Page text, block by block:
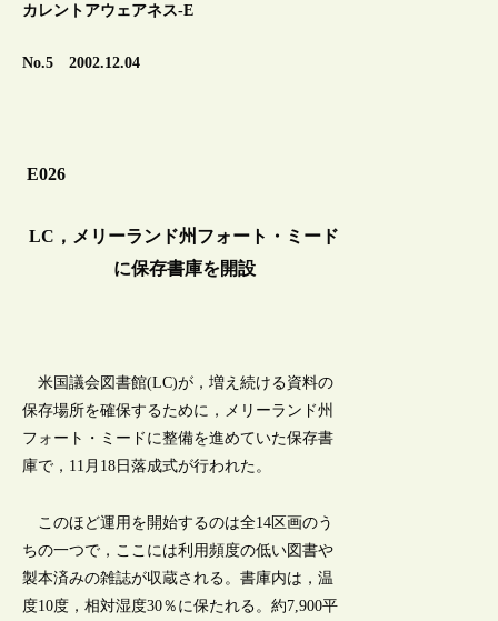
カレントアウェアネス-E
No.5 2002.12.04
E026
LC，メリーランド州フォート・ミード
に保存書庫を開設
米国議会図書館(LC)が，増え続ける資料の
保存場所を確保するために，メリーランド州
フォート・ミードに整備を進めていた保存書
庫で，11月18日落成式が行われた。
このほど運用を開始するのは全14区画のう
ちの一つで，ここには利用頻度の低い図書や
製本済みの雑誌が収蔵される。書庫内は，温
度10度，相対湿度30％に保たれる。約7,900平